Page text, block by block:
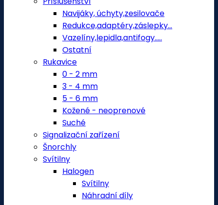
Navijáky, úchyty,zesilovače
Redukce,adaptéry,záslepky...
Vazelíny,lepidla,antifogy.....
Ostatní
Rukavice
0 - 2 mm
3 - 4 mm
5 - 6 mm
Kožené - neoprenové
Suché
Signalizační zařízení
Šnorchly
Svítilny
Halogen
Svítilny
Náhradní díly